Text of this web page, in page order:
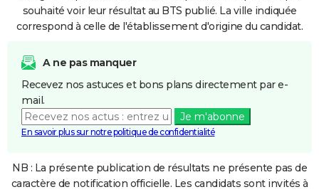
souhaité voir leur résultat au BTS publié. La ville indiquée
correspond à celle de l'établissement d'origine du candidat.
A ne pas manquer
Recevez nos astuces et bons plans directement par e-
mail.
Je m'abonne
En savoir plus sur notre politique de confidentialité
NB : La présente publication de résultats ne présente pas de
caractère de notification officielle. Les candidats sont invités à